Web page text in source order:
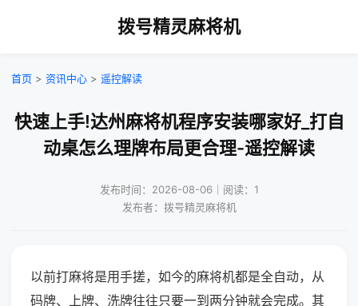
拨号精灵麻将机
首页 > 资讯中心 > 遥控解读
快速上手!达州麻将机程序安装哪家好_打自
动桌怎么理牌布局更合理-遥控解读
发布时间：2026-08-06｜阅读：1
发布者：拨号精灵麻将机
以前打麻将是用手搓，如今的麻将机都是全自动，从
码牌、上牌、洗牌往往只要一到两分钟就会完成。其